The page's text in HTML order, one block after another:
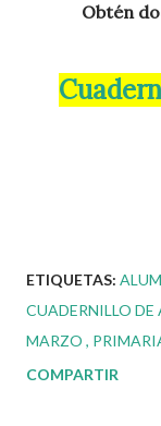
Obtén
Cuadernillo de Actividades 4to
ETIQUETAS:
CUADERNILLO
MARZO
COMPARTIR